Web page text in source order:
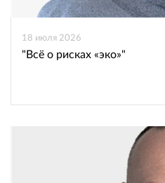
18 июля 2026
"Всё о рисках «эко»"